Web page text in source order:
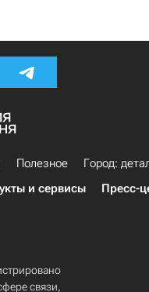
Полезное
Город:
и сервисы Пресс-
связи,